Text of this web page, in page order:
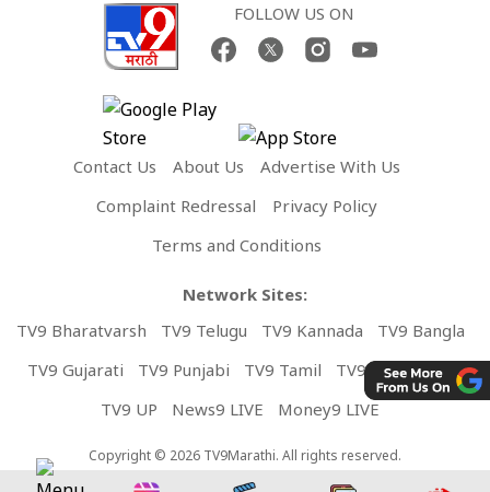
FOLLOW US ON
Contact Us About Us
Advertise With Us
Complaint Redressal
Privacy Policy
Terms and Conditions
Network Sites:
TV9 Bharatvarsh
TV9 Telugu TV9 Kannada
TV9 Bangla
TV9 Gujarati
TV9 Punjabi TV9 Tamil
TV9 Malayalam
TV9 UP
News9 LIVE Money9 LIVE
Copyright © 2026 TV9Marathi. All rights reserved.